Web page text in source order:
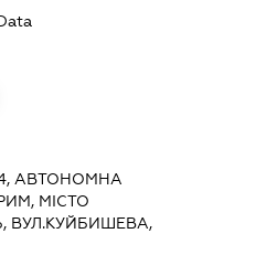
АВТОНОМНА
МІСТО
ВУЛ.КУЙБИШЕВА,